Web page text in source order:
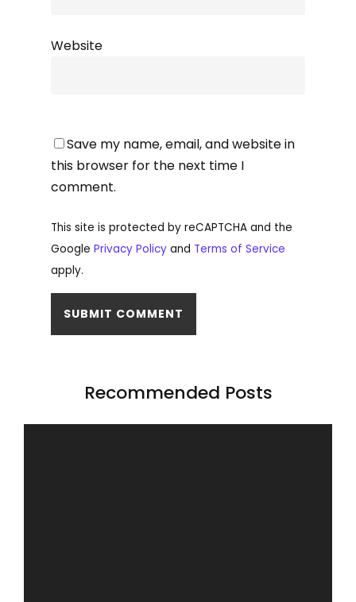
Website
Save my name, email, and website in
this browser for the next time I
comment.
This site is protected by reCAPTCHA and the
Google Privacy Policy and Terms of Service
apply.
Recommended Posts